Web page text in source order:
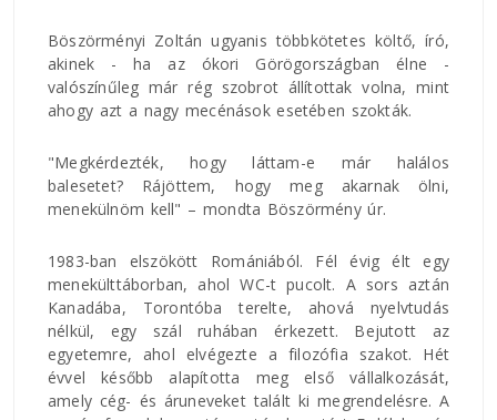
Böszörményi Zoltán ugyanis többkötetes költő, író,
akinek - ha az ókori Görögországban élne -
valószínűleg már rég szobrot állítottak volna, mint
ahogy azt a nagy mecénások esetében szokták.
"Megkérdezték, hogy láttam-e már halálos
balesetet? Rájöttem, hogy meg akarnak ölni,
menekülnöm kell" – mondta Böszörmény úr.
1983-ban elszökött Romániából. Fél évig élt egy
menekülttáborban, ahol WC-t pucolt. A sors aztán
Kanadába, Torontóba terelte, ahová nyelvtudás
nélkül, egy szál ruhában érkezett. Bejutott az
egyetemre, ahol elvégezte a filozófia szakot. Hét
évvel később alapította meg első vállalkozását,
amely cég- és áruneveket talált ki megrendelésre. A